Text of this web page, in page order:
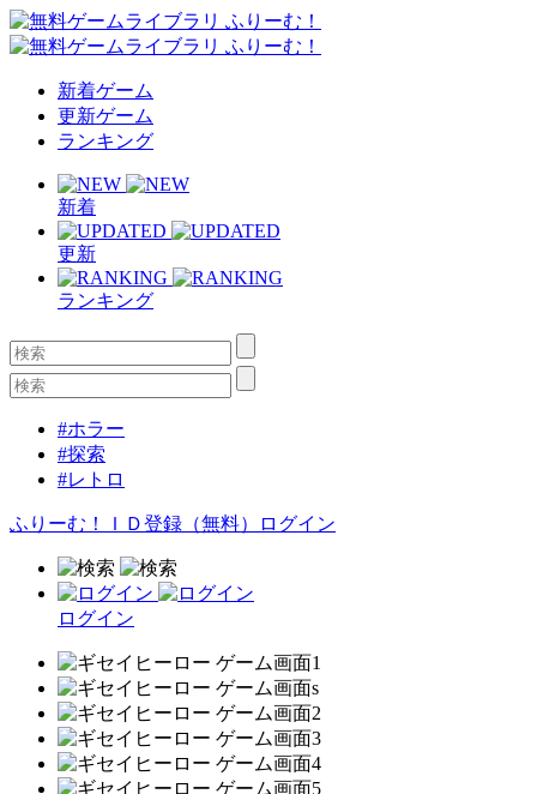
新着ゲーム
更新ゲーム
ランキング
新着
更新
ランキング
#ホラー
#探索
#レトロ
ふりーむ！ＩＤ登録（無料） ログイン
ログイン